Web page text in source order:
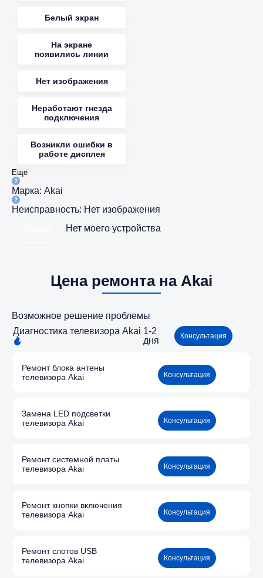
Белый экран
На экране
появились линии
Нет изображения
Неработают гнезда
подключения
Возникли ошибки в
работе дисплея
Ещё
Марка: Akai
Неисправность: Нет изображения
Нет моего устройства
Цена ремонта на Akai
Возможное решение проблемы
Диагностика телевизора Akai 1-2
дня
Консультация
Ремонт блока антены
телевизора Akai
Консультация
Замена LED подсветки
телевизора Akai
Консультация
Ремонт системной платы
телевизора Akai
Консультация
Ремонт кнопки включения
телевизора Akai
Консультация
Ремонт слотов USB
телевизора Akai
Консультация